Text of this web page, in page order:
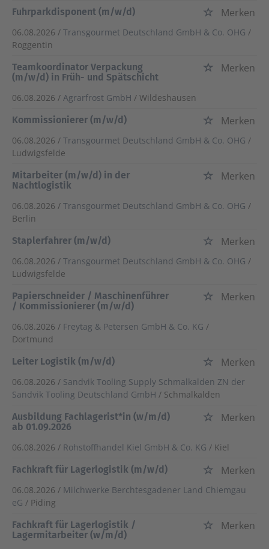
Fuhrparkdisponent (m/w/d)
Merken
06.08.2026 / Transgourmet Deutschland GmbH & Co. OHG /
Roggentin
Teamkoordinator Verpackung
(m/w/d) in Früh- und Spätschicht
Merken
06.08.2026 / Agrarfrost GmbH / Wildeshausen
Kommissionierer (m/w/d)
Merken
06.08.2026 / Transgourmet Deutschland GmbH & Co. OHG /
Ludwigsfelde
Mitarbeiter (m/w/d) in der
Nachtlogistik
Merken
06.08.2026 / Transgourmet Deutschland GmbH & Co. OHG /
Berlin
Staplerfahrer (m/w/d)
Merken
06.08.2026 / Transgourmet Deutschland GmbH & Co. OHG /
Ludwigsfelde
Papierschneider / Maschinenführer
/ Kommissionierer (m/w/d)
Merken
06.08.2026 / Freytag & Petersen GmbH & Co. KG /
Dortmund
Leiter Logistik (m/w/d)
Merken
06.08.2026 / Sandvik Tooling Supply Schmalkalden ZN der
Sandvik Tooling Deutschland GmbH / Schmalkalden
Ausbildung Fachlagerist*in (w/m/d)
ab 01.09.2026
Merken
06.08.2026 / Rohstoffhandel Kiel GmbH & Co. KG / Kiel
Fachkraft für Lagerlogistik (m/w/d)
Merken
06.08.2026 / Milchwerke Berchtesgadener Land Chiemgau
eG / Piding
Fachkraft für Lagerlogistik /
Lagermitarbeiter (w/m/d)
Merken